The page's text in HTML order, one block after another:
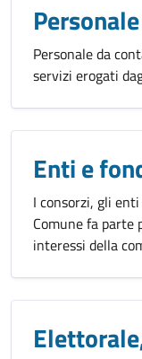
Personale da
servizi erogati
Enti e
I consorzi, gli
Comune fa parte
interessi della